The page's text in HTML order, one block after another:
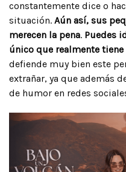
constantemente dice o
situación. Aún así, sus
merecen la pena. Puedes
único que realmente
defiende muy bien este
extrañar, ya que además
de humor en redes